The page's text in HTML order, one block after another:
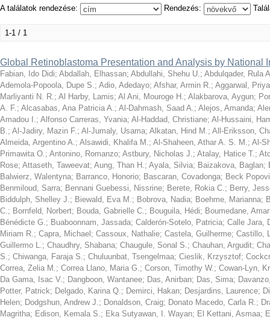
A találatok rendezése: Rendezés:
1-1 / 1
Global Retinoblastoma Presentation and Analysis by National
Fabian, Ido Didi; Abdallah, Elhassan; Abdullahi, Shehu U.; Abdulqader, Rula
Ademola-Popoola, Dupe S.; Adio, Adedayo; Afshar, Armin R.; Aggarwal,
Marliyanti N. R.; Al Harby, Lamis; Al Ani, Mouroge H.; Alakbarova, Aygun;
A. F.; Alcasabas, Ana Patricia A.; Al-Dahmash, Saad A.; Alejos, Amanda;
Amadou I.; Alfonso Carreras, Yvania; Al-Haddad, Christiane; Al-Hussaini,
B.; Al-Jadiry, Mazin F.; Al-Jumaly, Usama; Alkatan, Hind M.; All-Eriksson,
Almeida, Argentino A.; Alsawidi, Khalifa M.; Al-Shaheen, Athar A. S. M.; Al-
Primawita O.; Antonino, Romanzo; Astbury, Nicholas J.; Atalay, Hatice T.;
Rose; Attaseth, Taweevat; Aung, Than H.; Ayala, Silvia; Baizakova, Baglan;
Balwierz, Walentyna; Barranco, Honorio; Bascaran, Covadonga; Beck
Benmiloud, Sarra; Bennani Guebessi, Nissrine; Berete, Rokia C.; Berry,
Biddulph, Shelley J.; Biewald, Eva M.; Bobrova, Nadia; Boehme, Marianna;
C.; Bornfeld, Norbert; Bouda, Gabrielle C.; Bouguila, Hédi; Boumedane,
Bénédicte G.; Buaboonnam, Jassada; Calderón-Sotelo, Patricia; Calle Jara,
Miriam R.; Capra, Michael ; Cassoux, Nathalie; Castela, Guilherme; Castillo,
Guillermo L.; Chaudhry, Shabana; Chaugule, Sonal S.; Chauhan, Argudit;
S.; Chiwanga, Faraja S.; Chuluunbat, Tsengelmaa; Cieslik, Krzysztof;
Correa, Zelia M.; Correa Llano, Maria G.; Corson, Timothy W.; Cowan-Lyn,
Da Gama, Isac V.; Dangboon, Wantanee; Das, Anirban; Das, Sima;
Potter, Patrick; Delgado, Karina Q.; Demirci, Hakan; Desjardins, Laurence;
Helen; Dodgshun, Andrew J.; Donaldson, Craig; Donato Macedo, Carla R.;
Magritha; Edison, Kemala S.; Eka Sutyawan, I. Wayan; El Kettani, Asmaa;